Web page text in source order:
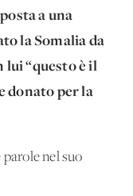
a una
la Somalia da
“questo è il
donato per la
nel suo